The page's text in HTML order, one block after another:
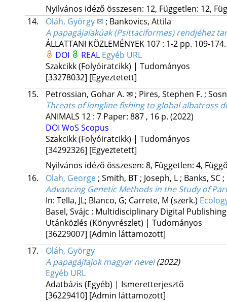
Nyilvános idéző összesen: 12, Független: 12,
14.
Oláh, György ✉; Bankovics, Attila
A papagájalakúak (Psittaciformes) rendjéhez
ÁLLATTANI KÖZLEMÉNYEK 107: 1-2 pp. 109-
DOI
REAL Egyéb URL
Szakcikk (Folyóiratcikk) | Tudományos
[33278032] [Egyeztetett]
15.
Petrossian, Gohar A. ✉; Pires, Stephen F. ;
Threats of longline fishing to global albatross
ANIMALS 12: 7 Paper: 887 , 16 p. (2022)
DOI WoS Scopus
Szakcikk (Folyóiratcikk) | Tudományos
[34292326] [Egyeztetett]
Nyilvános idéző összesen: 8, Független: 4,
16.
Olah, George; Smith, BT; Joseph, L; Banks, SC;
Advancing Genetic Methods in the Study of
In: Tella, JL; Blanco, G; Carrete, M (szerk.)
Basel, Svájc : Multidisciplinary Digital
Utánközlés (Könyvrészlet) | Tudományos
[36229007] [Admin láttamozott]
17.
Oláh, György
A papagájfajok magyar nevei (2022)
Egyéb URL
Adatbázis (Egyéb) | Ismeretterjesztő
[36229410] [Admin láttamozott]